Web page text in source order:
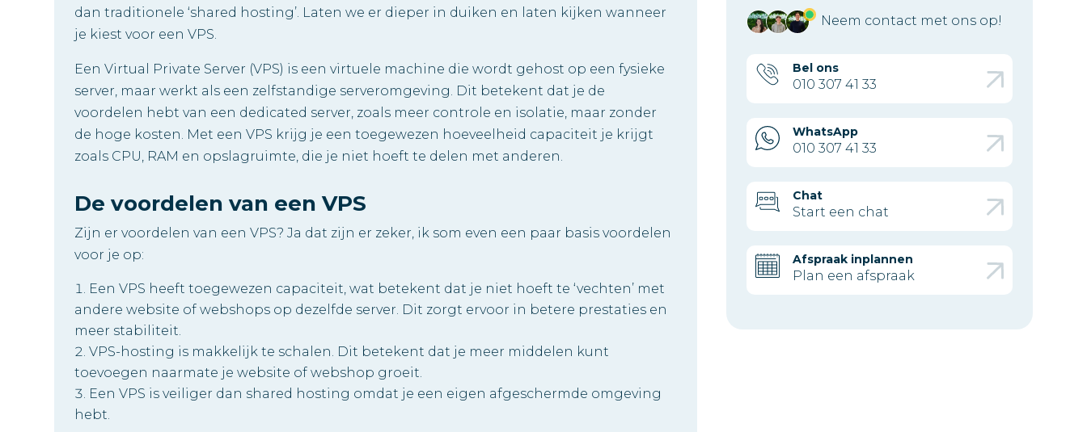
dan traditionele ‘shared hosting’. Laten we er dieper in duiken en laten kijken wanneer
je kiest voor een VPS.
Een Virtual Private Server (VPS) is een virtuele machine die wordt gehost op een fysieke
server, maar werkt als een zelfstandige serveromgeving. Dit betekent dat je de
voordelen hebt van een dedicated server, zoals meer controle en isolatie, maar zonder
de hoge kosten. Met een VPS krijg je een toegewezen hoeveelheid capaciteit je krijgt
zoals CPU, RAM en opslagruimte, die je niet hoeft te delen met anderen.
De voordelen van een VPS
Zijn er voordelen van een VPS? Ja dat zijn er zeker, ik som even een paar basis voordelen
voor je op:
Een VPS heeft toegewezen capaciteit, wat betekent dat je niet hoeft te ‘vechten’ met
andere website of webshops op dezelfde server. Dit zorgt ervoor in betere prestaties en
meer stabiliteit.
VPS-hosting is makkelijk te schalen. Dit betekent dat je meer middelen kunt
toevoegen naarmate je website of webshop groeit.
Een VPS is veiliger dan shared hosting omdat je een eigen afgeschermde omgeving
hebt.
Neem contact met ons op!
Bel ons
010 307 41 33
WhatsApp
010 307 41 33
Chat
Start een chat
Afspraak inplannen
Plan een afspraak